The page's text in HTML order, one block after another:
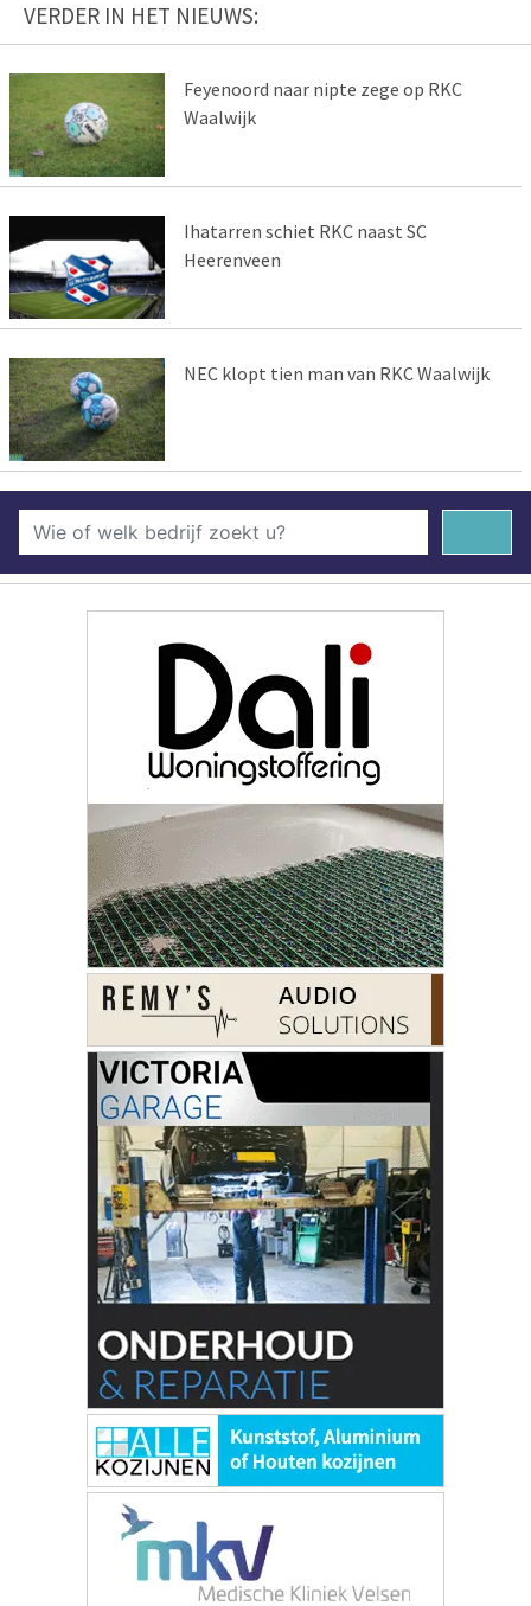
VERDER IN HET NIEUWS:
Feyenoord naar nipte zege op RKC
Waalwijk
Ihatarren schiet RKC naast SC
Heerenveen
NEC klopt tien man van RKC Waalwijk